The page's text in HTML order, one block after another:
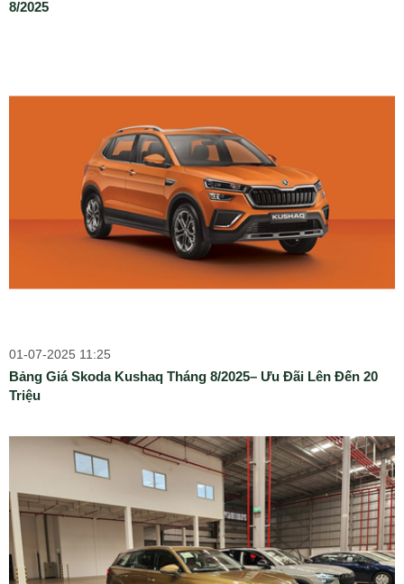
8/2025
01-07-2025 11:25
Bảng Giá Skoda Kushaq Tháng 8/2025– Ưu Đãi Lên Đến 20
Triệu